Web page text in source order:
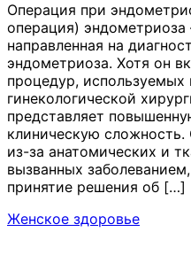
Операция при
операция)
направленная на
эндометриоза. Хотя он
процедур, используемых
гинекологической
представляет
клиническую
из-за анатомических и
вызванных
принятие решения об […]
Женское здоровье